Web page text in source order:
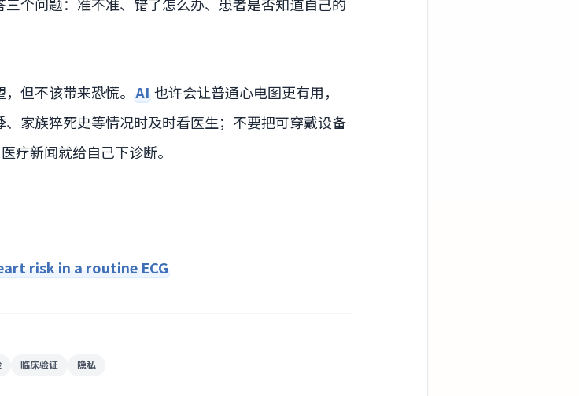
但不该带来恐慌。 AI 也许会让普通心电图更有用，
家族猝死史等情况时及时看医生；不要把可穿戴设备
医疗新闻就给自己下诊断。
risk in a routine ECG
临床验证 隐私